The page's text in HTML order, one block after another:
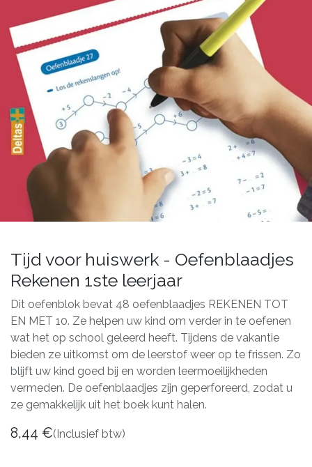
Tijd voor huiswerk - Oefenblaadjes
Rekenen 1ste leerjaar
Dit oefenblok bevat 48 oefenblaadjes REKENEN TOT
EN MET 10. Ze helpen uw kind om verder in te oefenen
wat het op school geleerd heeft. Tijdens de vakantie
bieden ze uitkomst om de leerstof weer op te frissen. Zo
blijft uw kind goed bij en worden leermoeilijkheden
vermeden. De oefenblaadjes zijn geperforeerd, zodat u
ze gemakkelijk uit het boek kunt halen.
8,44 €(Inclusief btw)